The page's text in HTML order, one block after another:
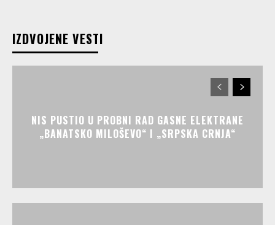
IZDVOJENE VESTI
NIS PUSTIO U PROBNI RAD GASNE ELEKTRANE
„BANATSKO MILOŠEVO“ I „SRPSKA CRNJA“